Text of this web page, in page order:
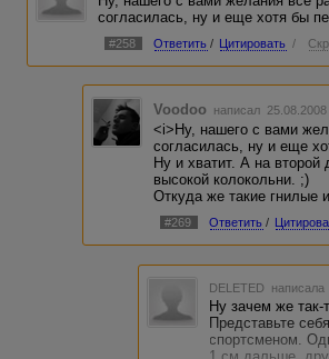
согласилась, ну и еще хотя бы
#258 Ответить / Цитировать /
Voodoo написал
<i>Ну, нашего с вами
согласилась, ну и еще
Ну и хватит. А на
высокой колокольни. ;)
Откуда же такие гнилые
#269 Ответить /
DELETED
Ну зачем же так-
Представьте
спортсменом.